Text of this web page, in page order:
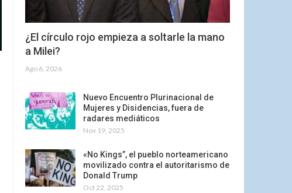
¿El círculo rojo empieza a soltarle la mano
a Milei?
Ago 6, 2026
Nuevo Encuentro Plurinacional de
Mujeres y Disidencias, fuera de
radares mediáticos
Nov 19, 2025
«No Kings”, el pueblo norteamericano
movilizado contra el autoritarismo de
Donald Trump
Oct 22, 2025